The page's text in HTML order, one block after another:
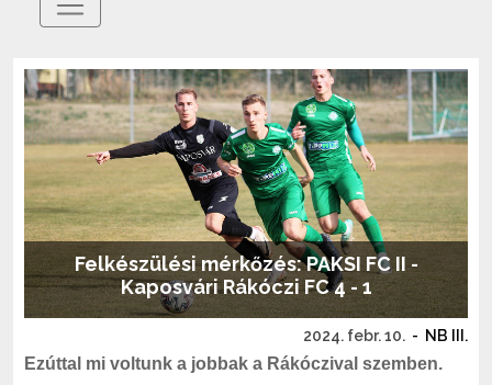
Felkészülési mérkőzés: PAKSI FC II -
Kaposvári Rákóczi FC 4 - 1
2024. febr. 10. - NB III.
Ezúttal mi voltunk a jobbak a Rákóczival szemben.